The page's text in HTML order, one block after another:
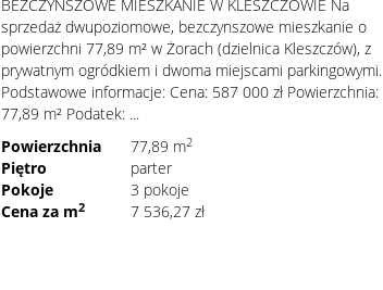
BEZCZYNSZOWE MIESZKANIE W KLESZCZOWIE Na
sprzedaż dwupoziomowe, bezczynszowe mieszkanie o
powierzchni 77,89 m² w Żorach (dzielnica Kleszczów), z
prywatnym ogródkiem i dwoma miejscami parkingowymi.
Podstawowe informacje: Cena: 587 000 zł Powierzchnia:
77,89 m² Podatek: ...
Powierzchnia
77,89 m2
Piętro
parter
Pokoje
3 pokoje
Cena za m2 7 536,27 zł